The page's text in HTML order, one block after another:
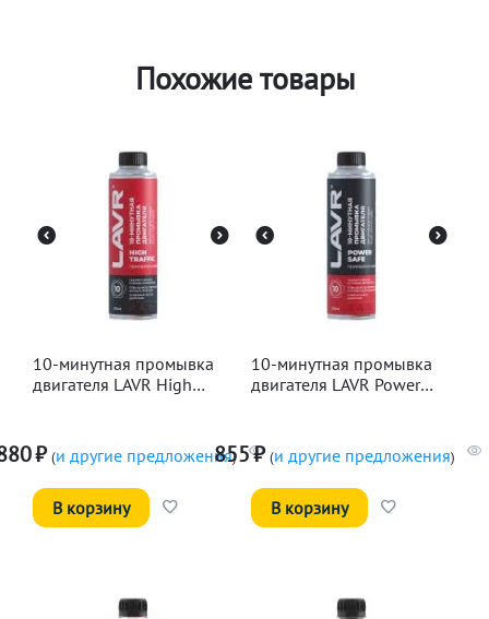
Похожие товары
10-минутная промывка
двигателя LAVR High
₽ (и другие предложения)
В корзину
10-минутная промывка
двигателя LAVR Power
855₽ (и другие предложения)
В корзину